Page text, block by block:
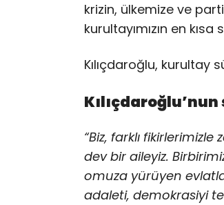
krizin, ülkemize ve
kurultayımızın en
Kılıçdaroğlu, kurultay
“Biz, farklı
dev bir aileyiz.
omuza yürüyen
adaleti, demokrasiyi